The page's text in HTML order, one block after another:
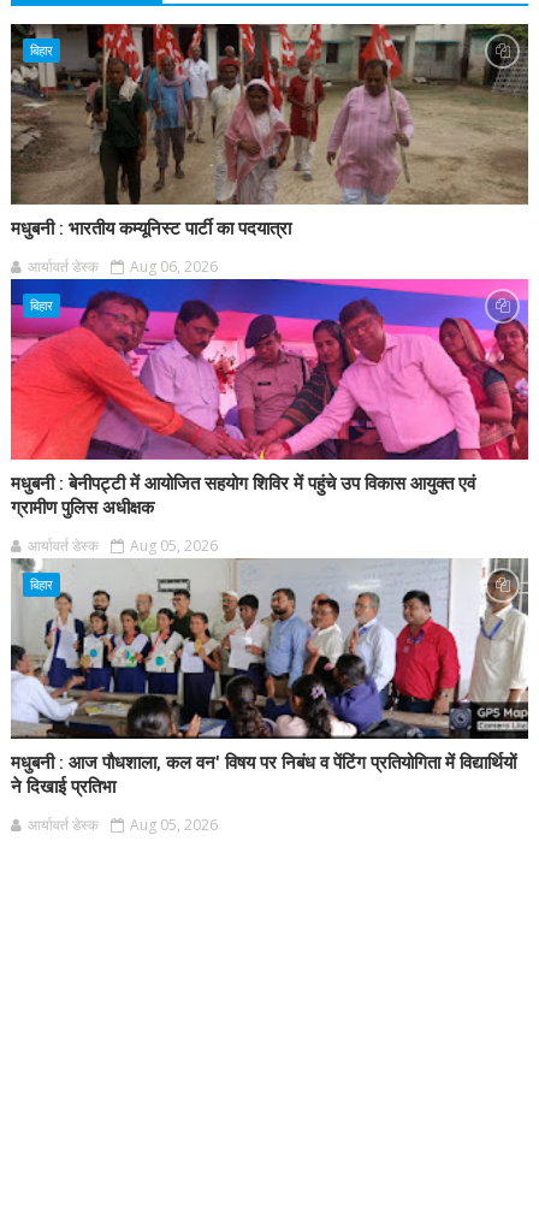
बिहार
मधुबनी : भारतीय कम्यूनिस्ट पार्टी का पदयात्रा
आर्यावर्त डेस्क Aug 06, 2026
बिहार
मधुबनी : बेनीपट्टी में आयोजित सहयोग शिविर में पहुंचे उप विकास आयुक्त एवं
ग्रामीण पुलिस अधीक्षक
आर्यावर्त डेस्क Aug 05, 2026
बिहार
मधुबनी : आज पौधशाला, कल वन' विषय पर निबंध व पेंटिंग प्रतियोगिता में विद्यार्थियों
ने दिखाई प्रतिभा
आर्यावर्त डेस्क Aug 05, 2026